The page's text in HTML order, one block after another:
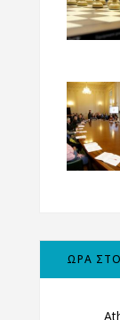
ΩΡΑ